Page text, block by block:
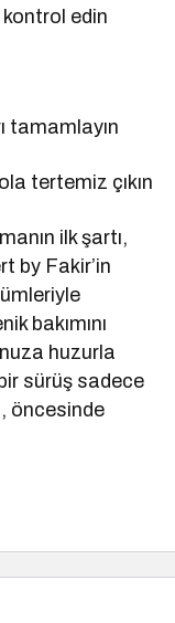
edin
tamamlayın
tertemiz çıkın
ilk şartı,
by Fakir’in
bakımını
huzurla
sürüş sadece
öncesinde